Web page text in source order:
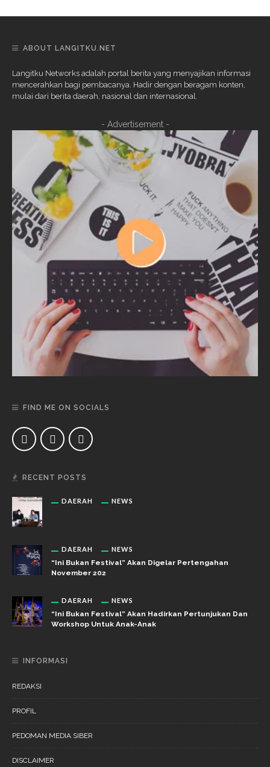
ABOUT LANGITKU.NET
Langitku Networks adalah portal berita yang menyajikan informasi
mencerahkan bagi pembacanya. Hadir dengan beragam konten,
mulai dari berita daerah, nasional dan internasional.
- Advertisement -
FIND ME ON SOCIALS
RECENT POSTS
DAERAH NEWS
DAERAH NEWS
“Ini Bukan Festival” Akan Digelar Pertengahan
November 202
DAERAH NEWS
“Ini Bukan Festival” Akan Hadirkan Pertunjukan Dan
Workshop Untuk Anak-Anak
INFORMASI
REDAKSI
PROFIL
PEDOMAN MEDIA SIBER
DISCLAIMER